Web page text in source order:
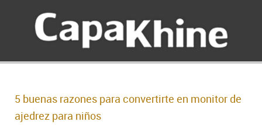
5 buenas razones para convertirte en monitor de
ajedrez para niños